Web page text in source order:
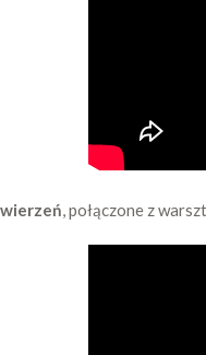
, połączone z